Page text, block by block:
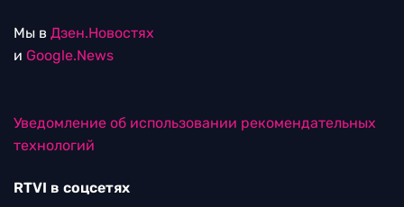
Мы в Дзен.Новостях
и Google.News
Уведомление об использовании рекомендательных
технологий
RTVI в соцсетях